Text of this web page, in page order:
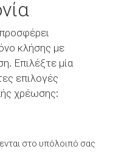
κλήσης με
Επιλέξτε μία
επιλογές
χρέωσης:
στο υπόλοιπό σας